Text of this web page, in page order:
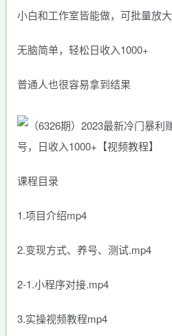
小白和工作室皆能做，可批量放大
无脑简单，轻松日收入1000+
普通人也很容易拿到结果
课程目录
1.项目介绍mp4
2.变现方式、养号、测试.mp4
2-1.小程序对接.mp4
3.实操视频教程mp4